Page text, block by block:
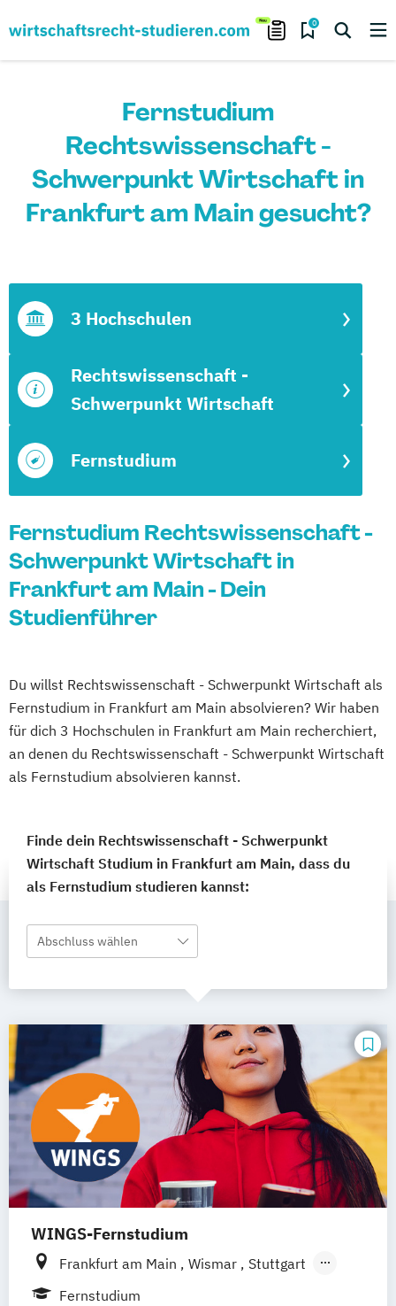
0
Fernstudium
Rechtswissenschaft -
Schwerpunkt Wirtschaft in
Frankfurt am Main gesucht?
Fernstudium
Rechtswissenschaft -
Schwerpunkt Wirtschaft
3 Hochschulen
Fernstudium Rechtswissenschaft -
Schwerpunkt Wirtschaft in
Frankfurt am Main - Dein
Studienführer
Du willst Rechtswissenschaft - Schwerpunkt Wirtschaft als
Fernstudium in Frankfurt am Main absolvieren? Wir haben
für dich 3 Hochschulen in Frankfurt am Main recherchiert,
an denen du Rechtswissenschaft - Schwerpunkt Wirtschaft
als Fernstudium absolvieren kannst.
Finde dein Rechtswissenschaft - Schwerpunkt
Wirtschaft Studium in Frankfurt am Main, dass du
als Fernstudium studieren kannst:
Abschluss wählen
WINGS-Fernstudium
Frankfurt am Main Wismar
Stuttgart
Hannover
Fernstudium